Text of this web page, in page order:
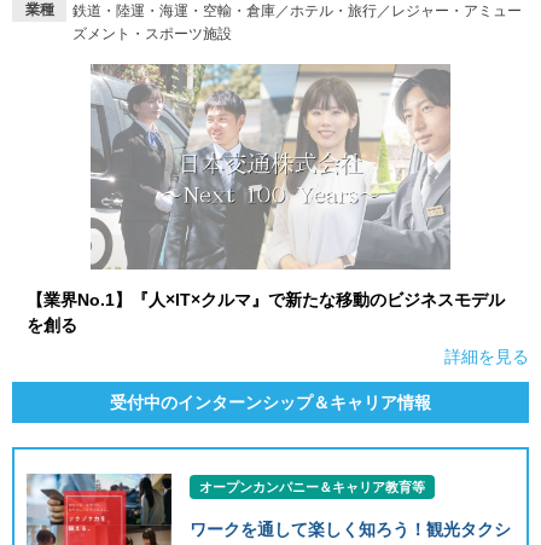
業種
鉄道・陸運・海運・空輸・倉庫／ホテル・旅行／レジャー・アミュー
ズメント・スポーツ施設
【業界No.1】『人×IT×クルマ』で新たな移動のビジネスモデル
を創る
詳細を見る
受付中のインターンシップ＆キャリア情報
オープンカンパニー＆キャリア教育等
ワークを通して楽しく知ろう！観光タクシ